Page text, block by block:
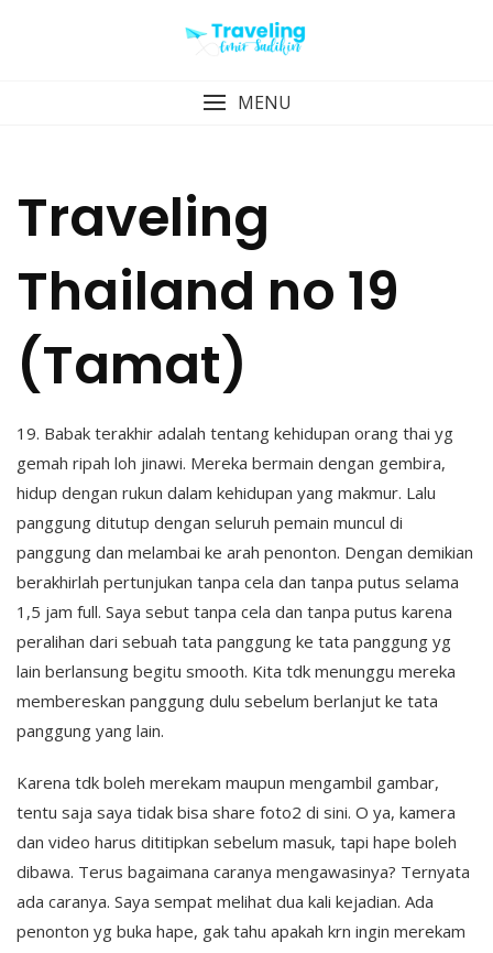
MENU
Traveling
Thailand no 19
(Tamat)
19. Babak terakhir adalah tentang kehidupan orang thai yg
gemah ripah loh jinawi. Mereka bermain dengan gembira,
hidup dengan rukun dalam kehidupan yang makmur. Lalu
panggung ditutup dengan seluruh pemain muncul di
panggung dan melambai ke arah penonton. Dengan demikian
berakhirlah pertunjukan tanpa cela dan tanpa putus selama
1,5 jam full. Saya sebut tanpa cela dan tanpa putus karena
peralihan dari sebuah tata panggung ke tata panggung yg
lain berlansung begitu smooth. Kita tdk menunggu mereka
membereskan panggung dulu sebelum berlanjut ke tata
panggung yang lain.
Karena tdk boleh merekam maupun mengambil gambar,
tentu saja saya tidak bisa share foto2 di sini. O ya, kamera
dan video harus dititipkan sebelum masuk, tapi hape boleh
dibawa. Terus bagaimana caranya mengawasinya? Ternyata
ada caranya. Saya sempat melihat dua kali kejadian. Ada
penonton yg buka hape, gak tahu apakah krn ingin merekam